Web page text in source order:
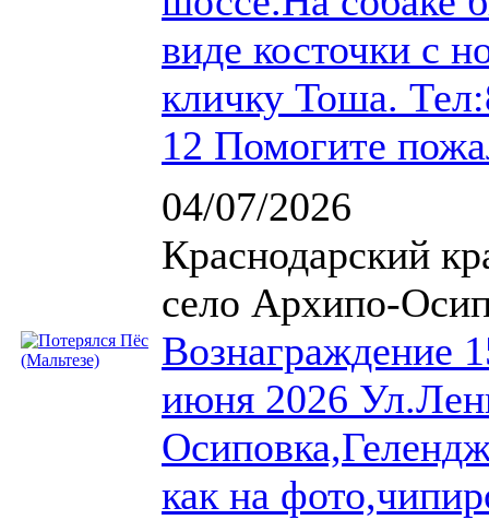
виде косточки с
кличку Тоша.
12 Помогите
04/07/2026
Краснодарский
село Архипо-
Вознаграждение
июня 2026
как на